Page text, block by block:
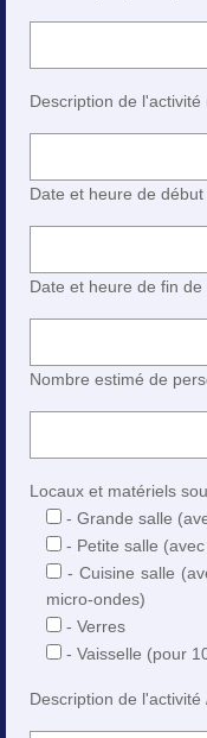
Description de l'activité
Date et heure de
Date et heure de fin
Nombre estimé de
Locaux et matériels
- Grande salle
- Petite salle
- Cuisine salle
micro-ondes)
- Verres
- Vaisselle (pour
Description de